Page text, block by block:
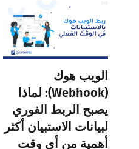
الويب هوك
(Webhook): لماذا
يصبح الربط الفوري
لبيانات الاستبيان أكثر
أهمية من أي وقت